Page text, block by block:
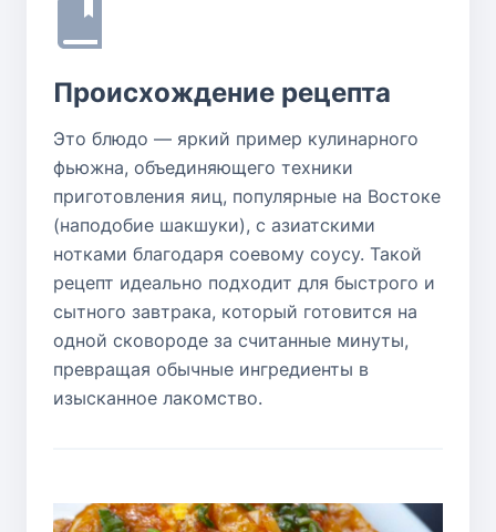
Происхождение рецепта
Это блюдо — яркий пример кулинарного
фьюжна, объединяющего техники
приготовления яиц, популярные на Востоке
(наподобие шакшуки), с азиатскими
нотками благодаря соевому соусу. Такой
рецепт идеально подходит для быстрого и
сытного завтрака, который готовится на
одной сковороде за считанные минуты,
превращая обычные ингредиенты в
изысканное лакомство.